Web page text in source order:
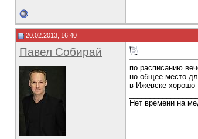
20.02.2013, 16:40
Павел Собирай
по расписанию
но общее место
в Ижевске хорошо
Нет времени на